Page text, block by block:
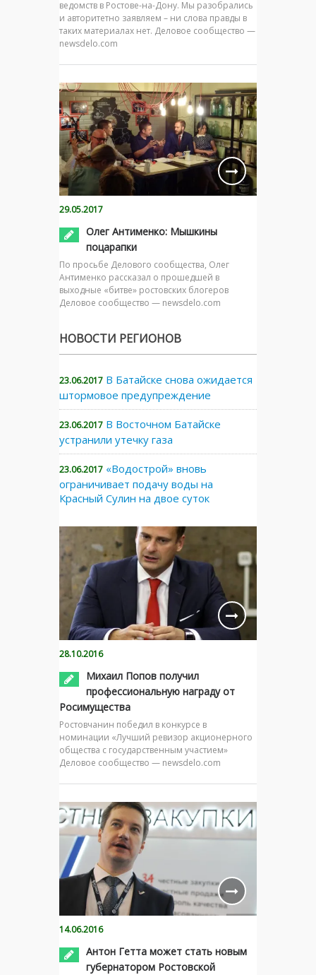
ведомств в Ростове-на-Дону. Мы разобрались
и авторитетно заявляем – ни слова правды в
таких материалах нет. Деловое сообщество —
newsdelo.com
29.05.2017
Олег Антименко: Мышкины
поцарапки
По просьбе Делового сообщества, Олег
Антименко рассказал о прошедшей в
выходные «битве» ростовских блогеров
Деловое сообщество — newsdelo.com
НОВОСТИ РЕГИОНОВ
23.06.2017 В Батайске снова ожидается
штормовое предупреждение
23.06.2017 В Восточном Батайске
устранили утечку газа
23.06.2017 «Водострой» вновь
ограничивает подачу воды на
Красный Сулин на двое суток
28.10.2016
Михаил Попов получил
профессиональную награду от
Росимущества
Ростовчанин победил в конкурсе в
номинации «Лучший ревизор акционерного
общества с государственным участием»
Деловое сообщество — newsdelo.com
14.06.2016
Антон Гетта может стать новым
губернатором Ростовской